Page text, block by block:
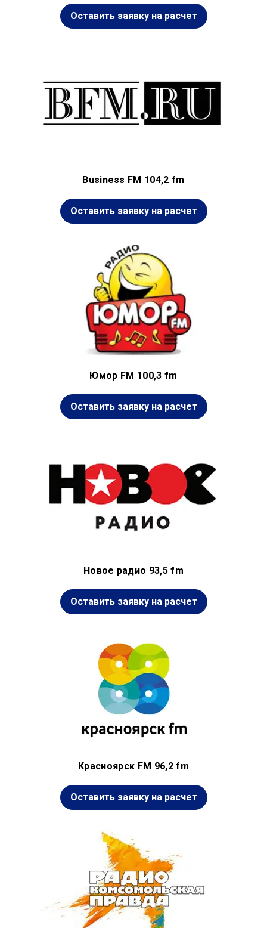
Оставить заявку на расчет
Business FM 104,2 fm
Оставить заявку на расчет
Юмор FM 100,3 fm
Оставить заявку на расчет
Новое радио 93,5 fm
Оставить заявку на расчет
Красноярск FM 96,2 fm
Оставить заявку на расчет